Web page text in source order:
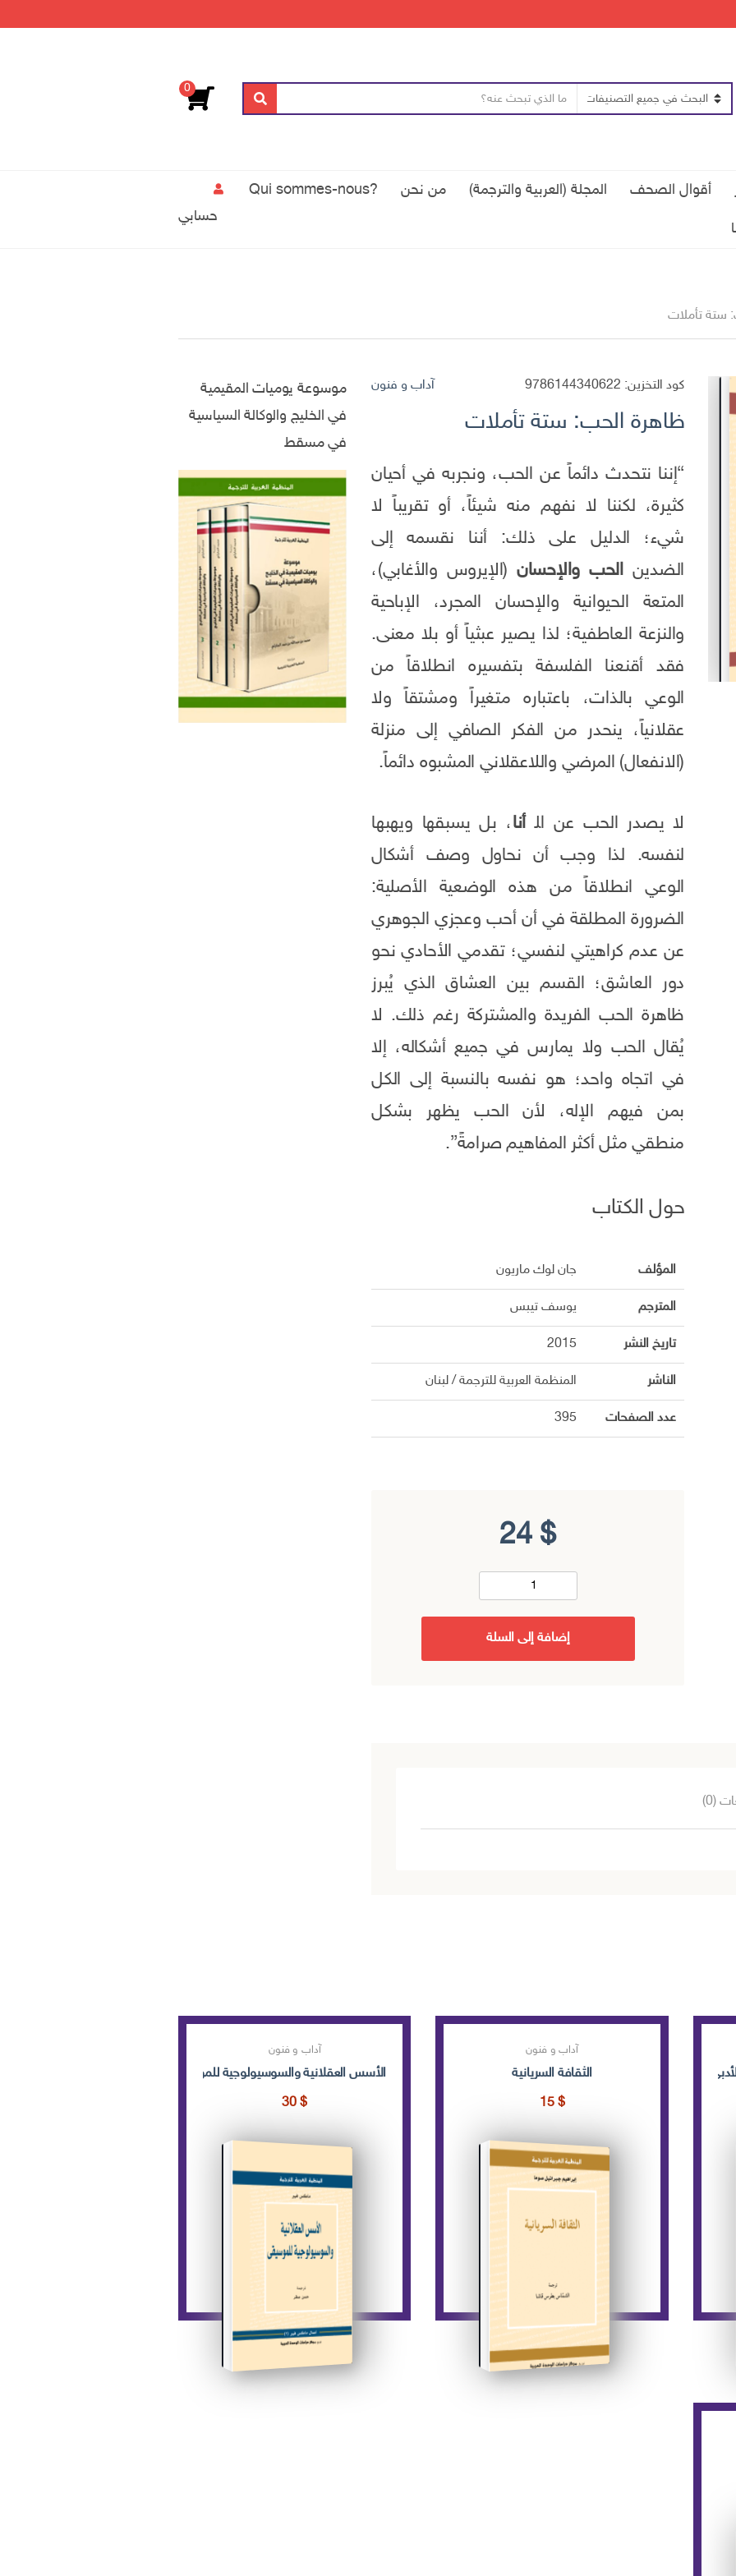
ص
ح
0
أقوال الصحف المجلة (العربية والترجمة) من نحن ?Qui sommes-nous
حسابي
ستة تأملات
كود التخزين: 9786144340622 آداب و فنون
ظاهرة الحب: ستة تأملات
“إننا نتحدث دائماً عن الحب، ونجربه في أحيان
كثيرة، لكننا لا نفهم منه شيئاً، أو تقريباً لا
شيء؛ الدليل على ذلك: أننا نقسمه إلى
الضدينالحب والإحسان (الإيروس والأغابي)،
المتعة الحيوانية والإحسان المجرد، الإباحية
والنزعة العاطفية؛ لذا يصير عبثياً أو بلا معنى.
فقد أقنعنا الفلسفة بتفسيره انطلاقاً من
الوعي بالذات، باعتباره متغيراً ومشتقاً ولا
عقلانياً، ينحدر من الفكر الصافي إلى منزلة
(الانفعال) المرضي واللاعقلاني المشبوه دائماً.
لا يصدر الحب عن اﻠ أنا، بل يسبقها ويهبها
لنفسه. لذا وجب أن نحاول وصف أشكال
الوعي انطلاقاً من هذه الوضعية الأصلية:
الضرورة المطلقة في أن أحب وعجزي الجوهري
عن عدم كراهيتي لنفسي؛ تقدمي الأحادي نحو
دور العاشق؛ القسم بين العشاق الذي يُبرز
ظاهرة الحب الفريدة والمشتركة رغم ذلك. لا
يُقال الحب ولا يمارس في جميع أشكاله، إلا
في اتجاه واحد؛ هو نفسه بالنسبة إلى الكل
بمن فيهم الإله، لأن الحب يظهر بشكل
منطقي مثل أكثر المفاهيم صرامةً”.
حول الكتاب
المؤلف جان لوك ماريون
المترجم يوسف تيبس
تاريخ النشر 2015
الناشر المنظمة العربية للترجمة / لبنان
عدد الصفحات 395
24 $
إضافة إلى السلة
(0)
موسوعة يوميات المقيمية
في الخليج والوكالة السياسية
في مسقط
وتقنياته
آداب و فنون
الثقافة السريانية
15 $
آداب و فنون
الأسس العقلانية والسوسيولوجية للموسيقى
30$